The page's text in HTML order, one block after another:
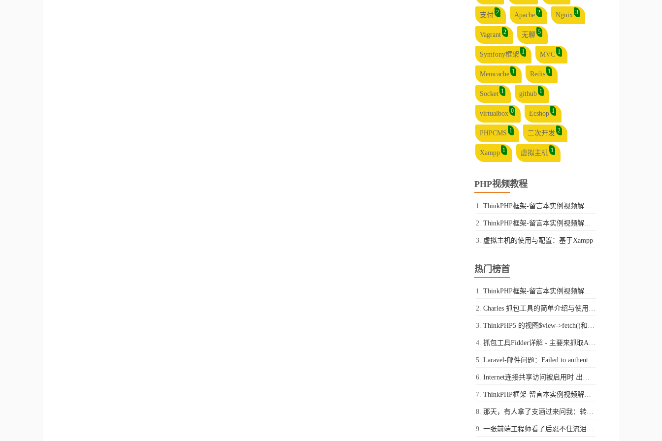
支付 2 Apache 2 Ngnix 3
Vagrant 2 无聊 5
Symfony框架 1 MVC 1
Memcache 1 Redis 1
Socket 1 github 1
virtualbox 0 Ecshop 1
PHPCMS 1 二次开发 2
Xampp 1 虚拟主机 1
PHP视频教程
ThinkPHP框架-留言本实例视频解析-第一讲
ThinkPHP框架-留言本实例视频解析-第二讲
虚拟主机的使用与配置：基于Xampp
热门榜首
ThinkPHP框架-留言本实例视频解析-第一讲
Charles 抓包工具的简单介绍与使用（Mac平台）
ThinkPHP5 的视图$view->fetch()和$view->display()的区别
抓包工具Fidder详解 - 主要来抓取Android中app的请求
Laravel-邮件问题：Failed to authenticate on SMTP server with username "xxxx@qq.com" using 1 possible authenticators
Internet连接共享访问被启用时 出现了一个错误 ,（null）
ThinkPHP框架-留言本实例视频解析-第二讲
那天，有人拿了支酒过来问我：转行做一名程序员，你怎么看
一张前端工程师看了后忍不住流泪的图